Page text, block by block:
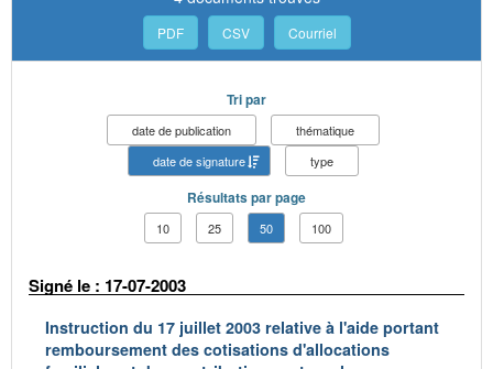
PDF CSV Courriel
Tri par
date de publication
thématique
date de signature
type
Résultats par page
10 25 50 100
Signé le : 17-07-2003
Instruction du 17 juillet 2003 relative à l'aide portant
remboursement des cotisations d'allocations